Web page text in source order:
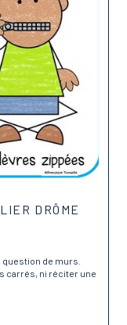
DRÔME
question de murs.
carrés, ni réciter une